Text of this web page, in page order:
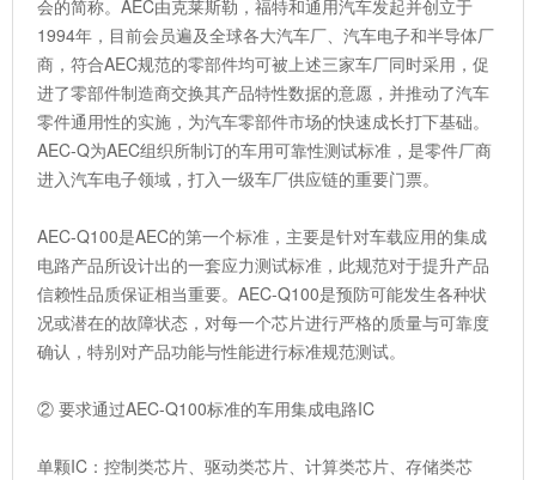
会的简称。AEC由克莱斯勒，福特和通用汽车发起并创立于
1994年，目前会员遍及全球各大汽车厂、汽车电子和半导体厂
商，符合AEC规范的零部件均可被上述三家车厂同时采用，促
进了零部件制造商交换其产品特性数据的意愿，并推动了汽车
零件通用性的实施，为汽车零部件市场的快速成长打下基础。
AEC-Q为AEC组织所制订的车用可靠性测试标准，是零件厂商
进入汽车电子领域，打入一级车厂供应链的重要门票。
AEC-Q100是AEC的第一个标准，主要是针对车载应用的集成
电路产品所设计出的一套应力测试标准，此规范对于提升产品
信赖性品质保证相当重要。AEC-Q100是预防可能发生各种状
况或潜在的故障状态，对每一个芯片进行严格的质量与可靠度
确认，特别对产品功能与性能进行标准规范测试。
② 要求通过AEC-Q100标准的车用集成电路IC
单颗IC：控制类芯片、驱动类芯片、计算类芯片、存储类芯